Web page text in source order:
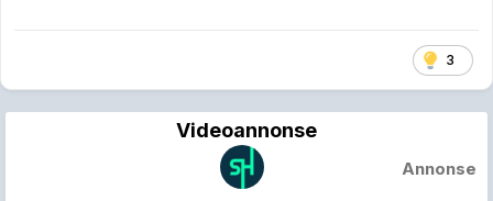
3
Videoannonse
Annonse